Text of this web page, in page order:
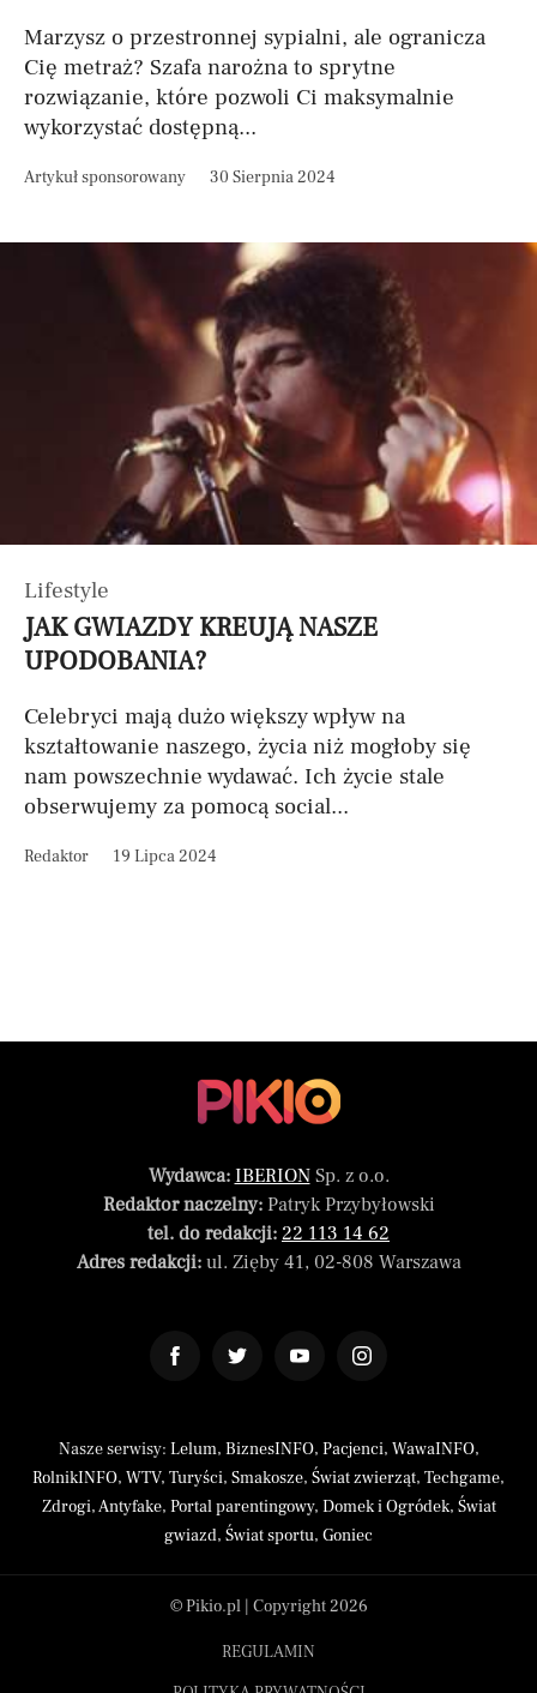
Marzysz o przestronnej sypialni, ale ogranicza
Cię metraż? Szafa narożna to sprytne
rozwiązanie, które pozwoli Ci maksymalnie
wykorzystać dostępną...
Artykuł sponsorowany 30 Sierpnia 2024
Lifestyle
JAK GWIAZDY KREUJĄ NASZE
UPODOBANIA?
Celebryci mają dużo większy wpływ na
kształtowanie naszego, życia niż mogłoby się
nam powszechnie wydawać. Ich życie stale
obserwujemy za pomocą social...
Redaktor 19 Lipca 2024
Wydawca: IBERIONSp. z o.o.
Redaktor naczelny:Patryk Przybyłowski
tel. do redakcji: 22 113 14 62
Adres redakcji:ul. Zięby 41, 02-808 Warszawa
Nasze serwisy: Lelum, BiznesINFO, Pacjenci, WawaINFO,
RolnikINFO, WTV, Turyści, Smakosze, Świat zwierząt, Techgame,
Zdrogi,Antyfake, Portal parentingowy, Domek i Ogródek, Świat
gwiazd, Świat sportu, Goniec
© Pikio.pl | Copyright 2026
REGULAMIN